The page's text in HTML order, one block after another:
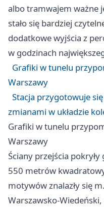
albo tramwajem ważne
stało się bardziej
dodatkowe wyjścia z
w godzinach
Grafiki w tunelu
Warszawy
Stacja przygotowuje
zmianami w układzie
Grafiki w tunelu
Warszawy
Ściany przejścia
550 metrów
motywów znalazły się
Warszawsko-